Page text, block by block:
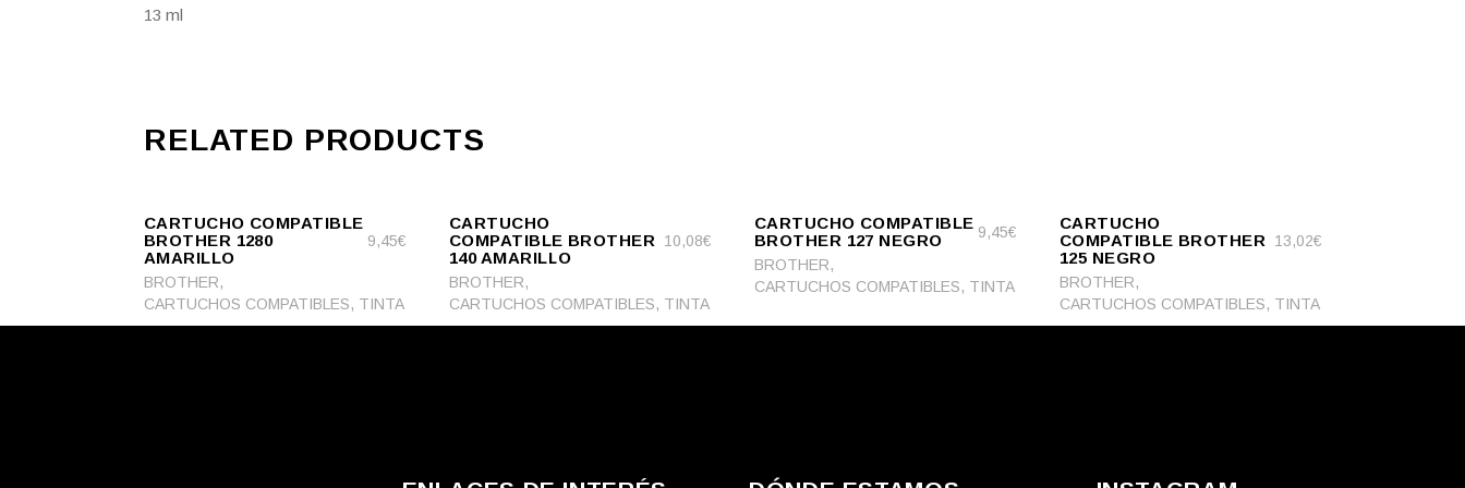
13 ml
RELATED PRODUCTS
CART
CARTUCHO COMPATIBLE
BROTHER 1280
AMARILLO
9,45€
BROTHER,
CARTUCHOS COMPATIBLES, TINTA
CART
CARTUCHO
COMPATIBLE BROTHER
140 AMARILLO
10,08€
BROTHER,
CARTUCHOS COMPATIBLES, TINTA
CART
CARTUCHO COMPATIBLE
BROTHER 127 NEGRO
9,45€
BROTHER,
CARTUCHOS COMPATIBLES, TINTA
CART
CARTUCHO
COMPATIBLE BROTHER
125 NEGRO
13,02€
BROTHER,
CARTUCHOS COMPATIBLES, TINTA